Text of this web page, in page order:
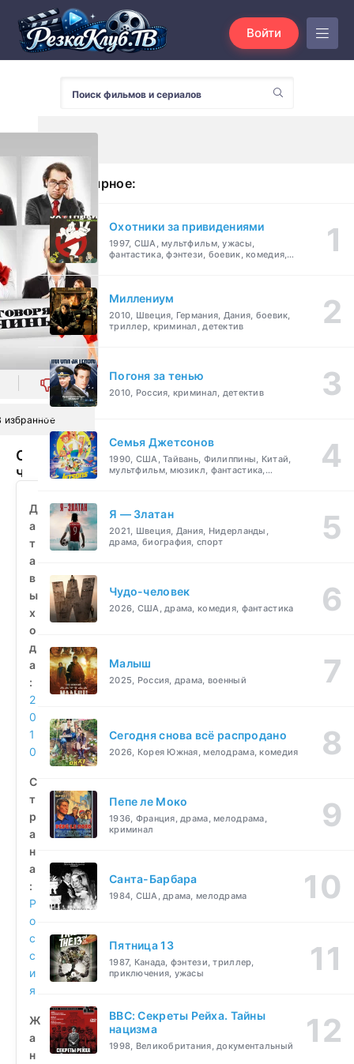
Войти
0
избранное
О
чём
мужчины
(2010)
смотреть
бесплатно
Д
а
т
а
в
ы
х
о
д
а
:
2
0
1
0
С
т
р
а
н
а
:
Р
о
с
с
и
я
Ж
а
н
Популярное:
Охотники за привидениями
1997, США, мультфильм, ужасы,
фантастика, фэнтези, боевик, комедия,
Миллениум
2010, Швеция, Германия, Дания, боевик,
триллер, криминал, детектив
Погоня за тенью
2010, Россия, криминал, детектив
Семья Джетсонов
1990, США, Тайвань, Филиппины, Китай,
мультфильм, мюзикл, фантастика,
Я — Златан
2021, Швеция, Дания, Нидерланды,
драма, биография, спорт
Чудо-человек
2026, США, драма, комедия, фантастика
Малыш
2025, Россия, драма, военный
Сегодня снова всё распродано
2026, Корея Южная, мелодрама, комедия
Пепе ле Моко
1936, Франция, драма, мелодрама,
криминал
Санта-Барбара
1984, США, драма, мелодрама
Пятница 13
1987, Канада, фэнтези, триллер,
приключения, ужасы
BBC: Секреты Рейха. Тайны
нацизма
1998, Великобритания, документальный